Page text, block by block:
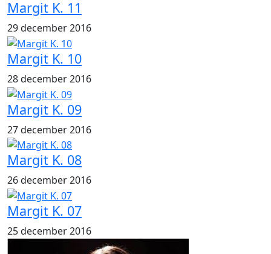
Margit K. 11
29 december 2016
Margit K. 10
28 december 2016
Margit K. 09
27 december 2016
Margit K. 08
26 december 2016
Margit K. 07
25 december 2016